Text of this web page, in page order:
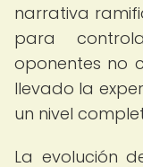
narrativa
para
oponentes no
llevado la
un nivel
La evolución